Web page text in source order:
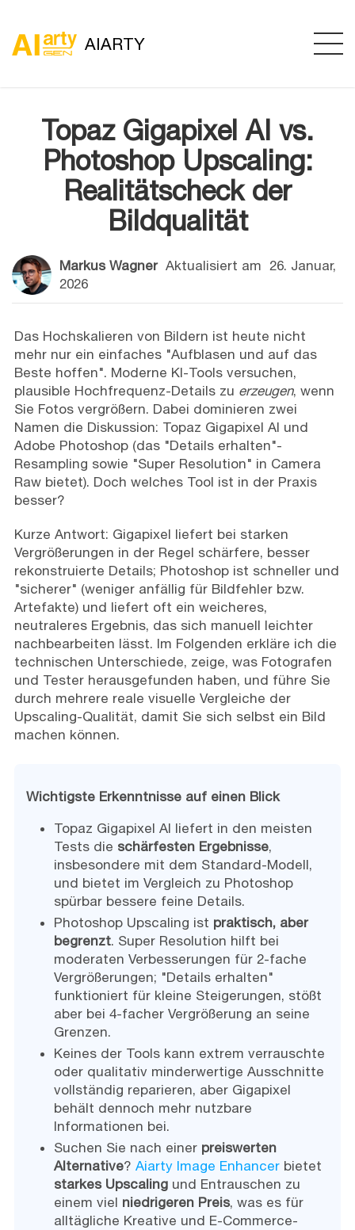
AIARTY
Topaz Gigapixel AI vs.
Photoshop Upscaling:
Realitätscheck der
Bildqualität
Markus WagnerAktualisiert am 26. Januar,
2026
Das Hochskalieren von Bildern ist heute nicht
mehr nur ein einfaches "Aufblasen und auf das
Beste hoffen". Moderne KI-Tools versuchen,
plausible Hochfrequenz-Details zu erzeugen, wenn
Sie Fotos vergrößern. Dabei dominieren zwei
Namen die Diskussion: Topaz Gigapixel AI und
Adobe Photoshop (das "Details erhalten"-
Resampling sowie "Super Resolution" in Camera
Raw bietet). Doch welches Tool ist in der Praxis
besser?
Kurze Antwort: Gigapixel liefert bei starken
Vergrößerungen in der Regel schärfere, besser
rekonstruierte Details; Photoshop ist schneller und
"sicherer" (weniger anfällig für Bildfehler bzw.
Artefakte) und liefert oft ein weicheres,
neutraleres Ergebnis, das sich manuell leichter
nachbearbeiten lässt. Im Folgenden erkläre ich die
technischen Unterschiede, zeige, was Fotografen
und Tester herausgefunden haben, und führe Sie
durch mehrere reale visuelle Vergleiche der
Upscaling-Qualität, damit Sie sich selbst ein Bild
machen können.
Wichtigste Erkenntnisse auf einen Blick
Topaz Gigapixel AI liefert in den meisten
Tests die schärfesten Ergebnisse,
insbesondere mit dem Standard-Modell,
und bietet im Vergleich zu Photoshop
spürbar bessere feine Details.
Photoshop Upscaling ist praktisch, aber
begrenzt. Super Resolution hilft bei
moderaten Verbesserungen für 2-fache
Vergrößerungen; "Details erhalten"
funktioniert für kleine Steigerungen, stößt
aber bei 4-facher Vergrößerung an seine
Grenzen.
Keines der Tools kann extrem verrauschte
oder qualitativ minderwertige Ausschnitte
vollständig reparieren, aber Gigapixel
behält dennoch mehr nutzbare
Informationen bei.
Suchen Sie nach einer preiswerten
Alternative? Aiarty Image Enhancerbietet
starkes Upscalingund Entrauschen zu
einem viel niedrigeren Preis, was es für
alltägliche Kreative und E-Commerce-